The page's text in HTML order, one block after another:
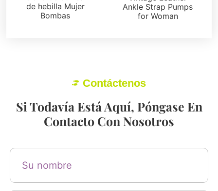
de hebilla Mujer
Bombas
Ankle Strap Pumps
for Woman
Contáctenos
Si Todavía Está Aquí, Póngase En
Contacto Con Nosotros